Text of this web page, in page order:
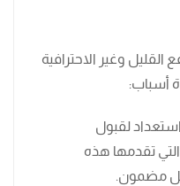
القليل وغير الاحترافية
أسباب:
لقبول
تقدمها هذه
مضمون.